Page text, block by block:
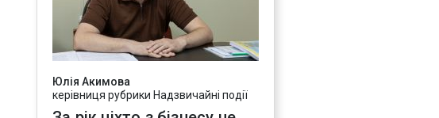
Юлія Акимова
керівниця рубрики Надзвичайні події